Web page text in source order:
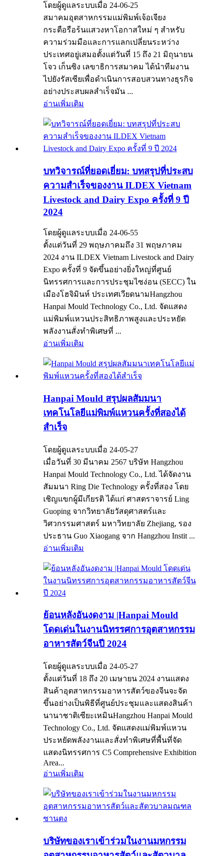
โดยผู้ดูแลระบบเมื่อ 24-06-25
สมาคมอุตสาหกรรมแม่พิมพ์เจ้อเจียง
กระตือรือร้นแสวงหาโอกาสใหม่ ๆ สำหรับ
ความร่วมมือและการแลกเปลี่ยนระหว่าง
ประเทศอยู่เสมอตั้งแต่วันที่ 15 ถึง 21 มิถุนายน
โจว เก็นซิง เลขาธิการสมาคม ได้นำทีมงาน
ไปยังรัสเซียเพื่อดำเนินการสอบสวนทางธุรกิจ
อย่างประสบผลสำเร็จมัน ...
อ่านเพิ่มเติม
บทวิจารณ์ที่ยอดเยี่ยม: บทสรุปที่ประสบ
ความสำเร็จของงาน ILDEX Vietnam
Livestock and Dairy Expo ครั้งที่ 9 ปี
2024
โดยผู้ดูแลระบบเมื่อ 24-06-55
ตั้งแต่วันที่ 29 พฤษภาคมถึง 31 พฤษภาคม
2024 งาน ILDEX Vietnam Livestock and Dairy
Expo ครั้งที่ 9 จัดขึ้นอย่างยิ่งใหญ่ที่ศูนย์
นิทรรศการและการประชุมไซง่อน (SECC) ใน
เมืองโฮจิมินห์ ประเทศเวียดนามHangzhou
Hanpai Mould Technology Co., Ltd. จัดแสดง
แม่พิมพ์แหวนประสิทธิภาพสูงและประหยัด
พลังงานสั่งทำพิเศษที่ ...
อ่านเพิ่มเติม
Hanpai Mould สรุปผลสัมมนา
เทคโนโลยีแม่พิมพ์แหวนครั้งที่สองได้
สำเร็จ
โดยผู้ดูแลระบบเมื่อ 24-05-27
เมื่อวันที่ 30 มีนาคม 2567 บริษัท Hangzhou
Hanpai Mould Technology Co., Ltd. ได้จัดงาน
สัมมนา Ring Die Technology ครั้งที่สอง โดย
เชิญแขกผู้มีเกียรติ ได้แก่ ศาสตราจารย์ Ling
Guoping จากวิทยาลัยวัสดุศาสตร์และ
วิศวกรรมศาสตร์ มหาวิทยาลัย Zhejiang, รอง
ประธาน Guo Xiaogang จาก Hangzhou Instit ...
อ่านเพิ่มเติม
ย้อนหลังอันงดงาม |Hanpai Mould
โดดเด่นในงานนิทรรศการอุตสาหกรรม
อาหารสัตว์จีนปี 2024
โดยผู้ดูแลระบบเมื่อ 24-05-27
ตั้งแต่วันที่ 18 ถึง 20 เมษายน 2024 งานแสดง
สินค้าอุตสาหกรรมอาหารสัตว์ของจีนจะจัด
ขึ้นอย่างเป็นพิธีที่ศูนย์ประชุมและแสดงสินค้า
นานาชาติเซียะเหมินHangzhou Hanpai Mould
Technology Co., Ltd. จัดแสดงแม่พิมพ์แหวน
ประหยัดพลังงานและสั่งทำพิเศษที่พื้นที่จัด
แสดงนิทรรศการ C5 Comprehensive Exhibition
Area...
อ่านเพิ่มเติม
บริษัทของเราเข้าร่วมในงานมหกรรม